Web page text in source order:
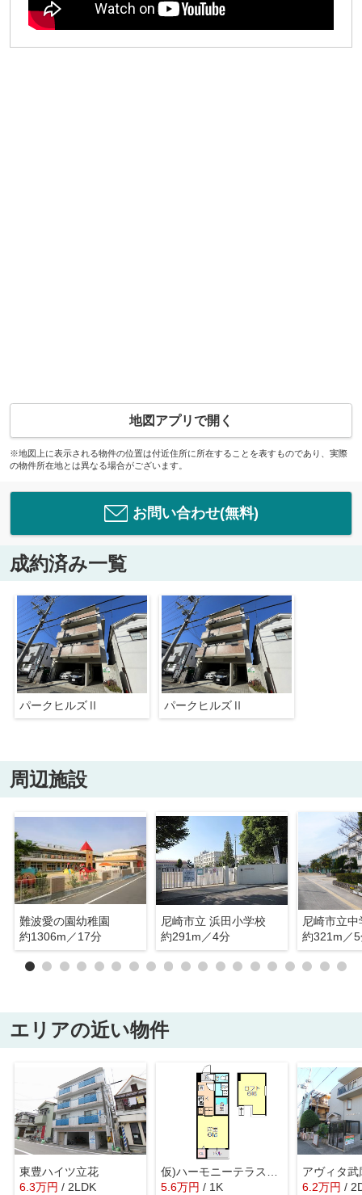
地図アプリで開く
※地図上に表示される物件の位置は付近住所に所在することを表すものであり、実際
の物件所在地とは異なる場合がございます。
お問い合わせ(無料)
成約済み一覧
パークヒルズⅡ パークヒルズⅡ
周辺施設
難波愛の園幼稚園
約1306m／17分
尼崎市立 浜田小学校
約291m／4分
約321m／
エリアの近い物件
東豊ハイツ立花
6.3万円 / 2LDK
仮)ハーモニーテラス西立花
5.6万円 / 1K
アヴィタ武
6.2万円 /